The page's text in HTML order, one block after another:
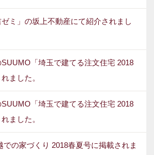
ミ」の坂上不動産にて紹介されまし
「埼玉で建てる注文住宅 2018
ました。
「埼玉で建てる注文住宅 2018
ました。
での家づくり 2018春夏号に掲載されま